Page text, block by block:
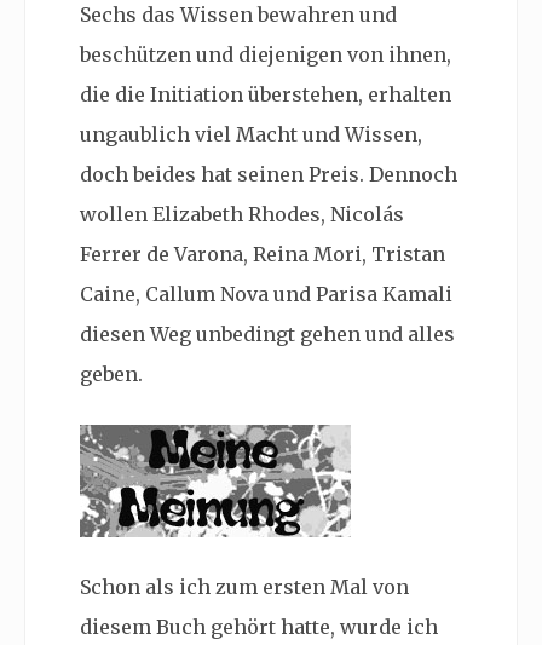
Sechs das Wissen bewahren und
beschützen und diejenigen von ihnen,
die die Initiation überstehen, erhalten
ungaublich viel Macht und Wissen,
doch beides hat seinen Preis. Dennoch
wollen Elizabeth Rhodes, Nicolás
Ferrer de Varona, Reina Mori, Tristan
Caine, Callum Nova und Parisa Kamali
diesen Weg unbedingt gehen und alles
geben.
Schon als ich zum ersten Mal von
diesem Buch gehört hatte, wurde ich